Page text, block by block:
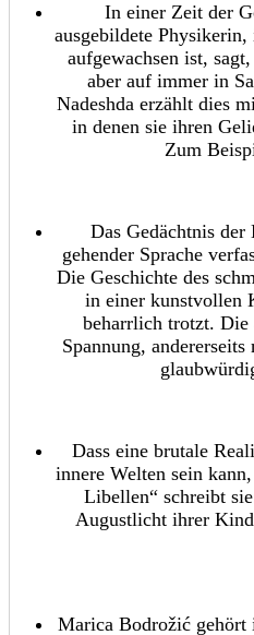
In einer Zeit der
ausgebildete
aufgewachsen ist,
aber auf immer in
Nadeshda erzählt dies
in denen sie ihren
Zum
Das Gedächtnis
gehender Sprache
Die Geschichte des
in einer kunstvollen
beharrlich trotzt. Die
Spannung,
Dass eine brutale
innere Welten sein
Libellen“ schreibt
Augustlicht ihrer
Marica Bodrožić gehört